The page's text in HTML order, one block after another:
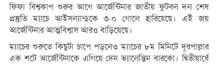
ফিফা বিশ্বকাপ শুরুর আগে আর্জেন্টিনার জাতীয় ফুটবল দল শেষ
প্রস্তুতি ম্যাচে আইসল্যান্ডকে ৩-০ গোলে হারিয়েছে। এই জয়
আর্জেন্টিনার আত্মবিশ্বাস আরও বাড়িয়েছে।
ম্যাচের শুরুতে কিছুটা চাপে পড়লেও ম্যাচের ৮ম মিনিটে দূরপাল্লার
এক শটে আর্জেন্টিনাকে এগিয়ে দেন ভ্যালেন্তিন বারকো। দ্বিতীয়ার্ধে